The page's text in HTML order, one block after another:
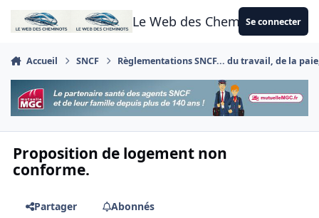
Aller au contenu
Le Web des CheminotsSe connecter
Accueil SNCF Règlementations SNCF... du travail, de la
Proposition de logement non
conforme.
Partager
Abonnés